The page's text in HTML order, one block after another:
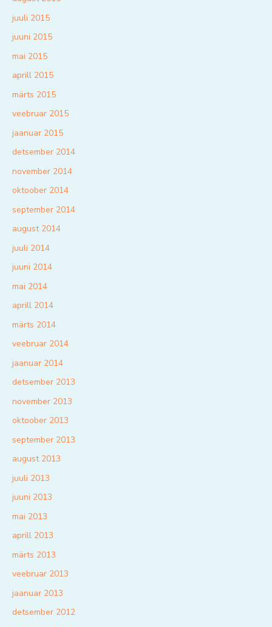
juuli 2015
juuni 2015
mai 2015
aprill 2015
märts 2015
veebruar 2015
jaanuar 2015
detsember 2014
november 2014
oktoober 2014
september 2014
august 2014
juuli 2014
juuni 2014
mai 2014
aprill 2014
märts 2014
veebruar 2014
jaanuar 2014
detsember 2013
november 2013
oktoober 2013
september 2013
august 2013
juuli 2013
juuni 2013
mai 2013
aprill 2013
märts 2013
veebruar 2013
jaanuar 2013
detsember 2012